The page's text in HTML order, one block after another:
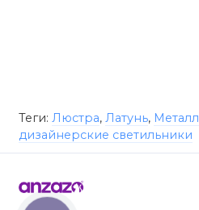
Теги: Люстра, Латунь, Металл
дизайнерские светильники